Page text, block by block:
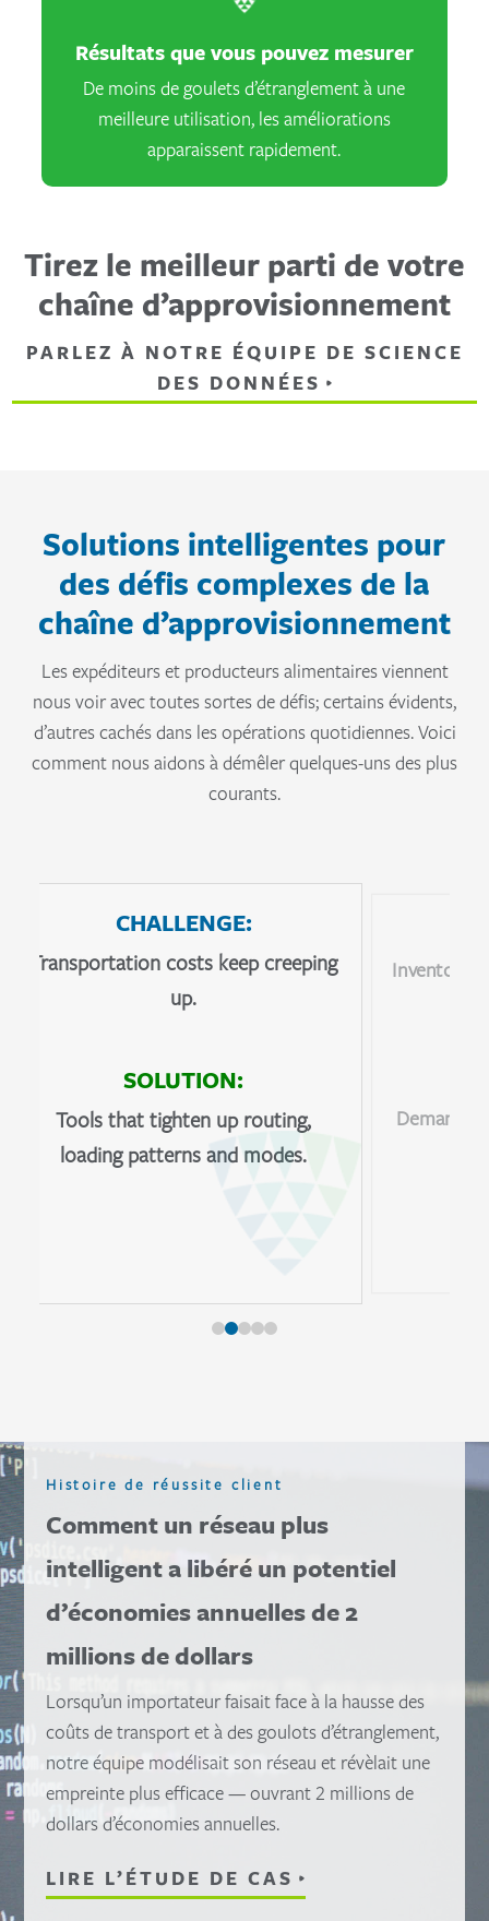
Résultats que vous pouvez mesurer
De moins de goulets d’étranglement à une
meilleure utilisation, les améliorations
apparaissent rapidement.
Tirez le meilleur parti de votre
chaîne d’approvisionnement
PARLEZ À NOTRE ÉQUIPE DE SCIENCE
DES DONNÉES
Solutions intelligentes pour
des défis complexes de la
chaîne d’approvisionnement
Les expéditeurs et producteurs alimentaires viennent
nous voir avec toutes sortes de défis; certains évidents,
d’autres cachés dans les opérations quotidiennes. Voici
comment nous aidons à démêler quelques-uns des plus
courants.
CHALLENGE:
Transportation costs keep creeping
up.
SOLUTION:
Tools that tighten up routing,
loading patterns and modes.
Inventory
Demand
Histoire de réussite client
Comment un réseau plus
intelligent a libéré un potentiel
d’économies annuelles de 2
millions de dollars
Lorsqu’un importateur faisait face à la hausse des
coûts de transport et à des goulots d’étranglement,
notre équipe modélisait son réseau et révèlait une
empreinte plus efficace — ouvrant 2 millions de
dollars d’économies annuelles.
LIRE L’ÉTUDE DE CAS